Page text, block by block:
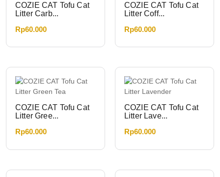
COZIE CAT Tofu Cat
Litter Carb...
Rp60.000
COZIE CAT Tofu Cat
Litter Coff...
Rp60.000
COZIE CAT Tofu Cat
Litter Gree...
Rp60.000
COZIE CAT Tofu Cat
Litter Lave...
Rp60.000